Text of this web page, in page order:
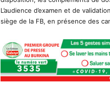
L’audience d’examen et de
siège de la FB, en présence des